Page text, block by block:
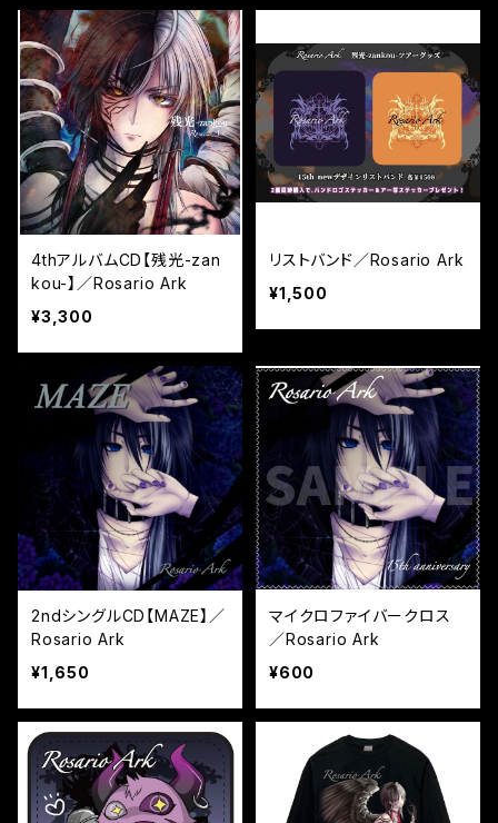
4thアルバムCD【残光-zan
kou-】／Rosario Ark
¥3,300
リストバンド／Rosario Ark
¥1,500
2ndシングルCD【MAZE】／
Rosario Ark
¥1,650
マイクロファイバークロス
／Rosario Ark
¥600